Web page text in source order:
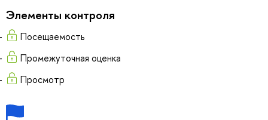
Элементы контроля
Посещаемость
Промежуточная оценка
Просмотр